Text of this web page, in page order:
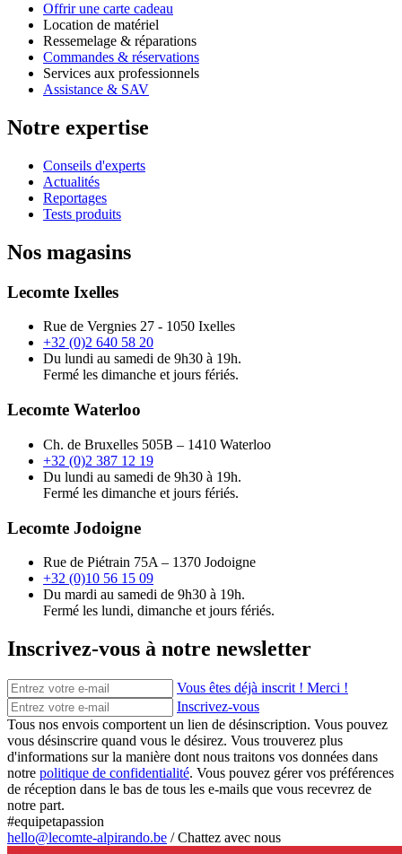
Offrir une carte cadeau
Location de matériel
Ressemelage & réparations
Commandes & réservations
Services aux professionnels
Assistance & SAV
Notre expertise
Conseils d'experts
Actualités
Reportages
Tests produits
Nos magasins
Lecomte Ixelles
Rue de Vergnies 27 - 1050 Ixelles
+32 (0)2 640 58 20
Du lundi au samedi de 9h30 à 19h.
Fermé les dimanche et jours fériés.
Lecomte Waterloo
Ch. de Bruxelles 505B – 1410 Waterloo
+32 (0)2 387 12 19
Du lundi au samedi de 9h30 à 19h.
Fermé les dimanche et jours fériés.
Lecomte Jodoigne
Rue de Piétrain 75A – 1370 Jodoigne
+32 (0)10 56 15 09
Du mardi au samedi de 9h30 à 19h.
Fermé les lundi, dimanche et jours fériés.
Inscrivez-vous à notre newsletter
Vous êtes déjà inscrit ! Merci !
Inscrivez-vous
Tous nos envois comportent un lien de désinscription. Vous pouvez
vous désinscrire quand vous le désirez. Vous trouverez plus
d'informations sur la manière dont nous traitons vos données dans
notre politique de confidentialité. Vous pouvez gérer vos préférences
de réception dans le bas de tous les e-mails que vous recevrez de
notre part.
#equipetapassion
hello@lecomte-alpirando.be /Chattez avec nous